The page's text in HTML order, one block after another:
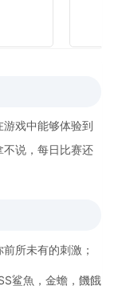
游戏中能够体验到
说，每日比赛还
所未有的刺激；
鲨魚，金蟾，饑餓